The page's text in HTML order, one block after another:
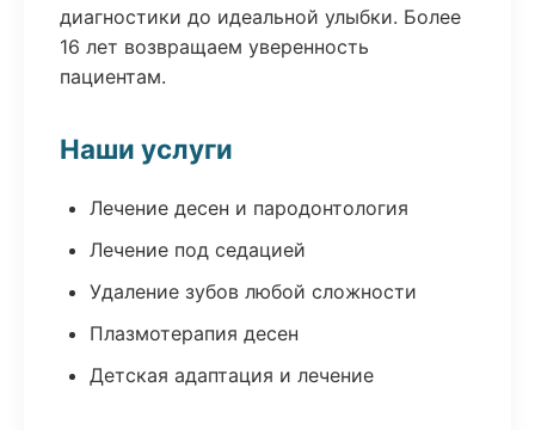
диагностики до идеальной улыбки. Более
16 лет возвращаем уверенность
пациентам.
Наши услуги
Лечение десен и пародонтология
Лечение под седацией
Удаление зубов любой сложности
Плазмотерапия десен
Детская адаптация и лечение